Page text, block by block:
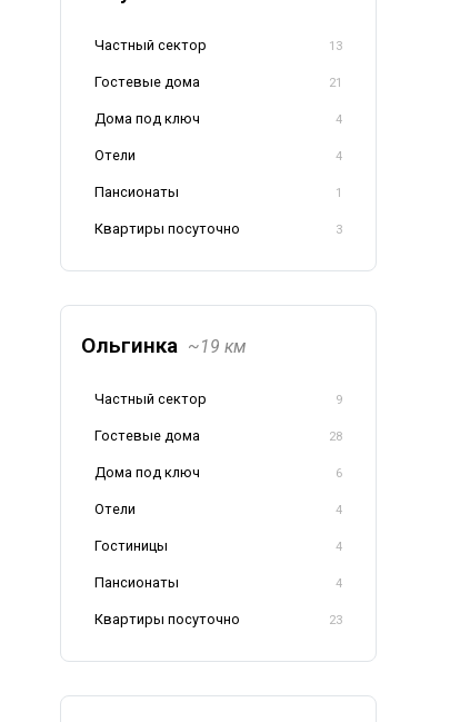
Частный сектор 13
Гостевые дома 21
Дома под ключ 4
Отели 4
Пансионаты 1
Квартиры посуточно 3
Ольгинка ~19 км
Частный сектор 9
Гостевые дома 28
Дома под ключ 6
Отели 4
Гостиницы 4
Пансионаты 4
Квартиры посуточно 23